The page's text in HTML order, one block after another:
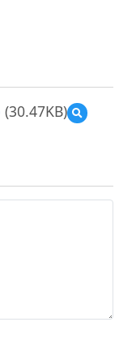
(30.47KB)
預
覽
上
教